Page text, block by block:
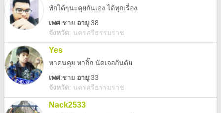
ทักได้ๆนะคุยกันเอง ได้ทุกเรื่อง
เพศ:ชาย อายุ:38
จังหวัด: นครศรีธรรมราช
Yes
หาคนคุย หากิ๊ก นัดเจอกันดัย
เพศ:ชาย อายุ:33
จังหวัด: นครศรีธรรมราช
Nack2533